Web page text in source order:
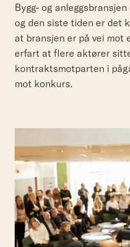
Bygg- og
og den siste tiden er det
at bransjen er på vei mot
erfart at flere aktører
kontraktsmotparten i
mot konkurs.